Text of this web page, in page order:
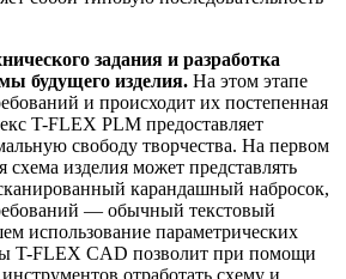
задания и разработка
будущего изделия. На этом этапе
и происходит их постепенная
T-FLEX PLM предоставляет
свободу творчества. На первом
схема изделия может представлять
карандашный набросок,
— обычный текстовый
использование параметрических
T-FLEX CAD позволит при помощи
отработать схему и